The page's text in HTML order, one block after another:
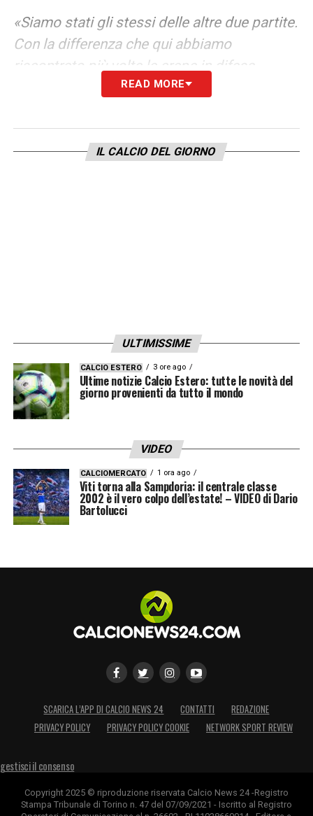
«Siamo stati gli stessi delle altre due partite.
Con la differenza che qui abbiamo
riscontrato più volte le crepe in difesa
dell’avversario.Siamo ancora vivi e ora arriva
Sarà una partita complicata. C’è un Modric
che continua a lottare e hanno un buon
READ MORE
IL CALCIO DEL GIORNO
ULTIMISSIME
CALCIO ESTERO 3 ore ago
Ultime notizie Calcio Estero: tutte le novità del
giorno provenienti da tutto il mondo
VIDEO
CALCIOMERCATO 1 ora ago
Viti torna alla Sampdoria: il centrale classe
2002 è il vero colpo dell’estate! – VIDEO di Dario
Bartolucci
SCARICA L’APP DI CALCIO NEWS 24 CONTATTI
REDAZIONE
PRIVACY POLICY
PRIVACY POLICY COOKIE NETWORK SPORT REVIEW
gestisci il consenso
Copyright 2025 © riproduzione riservata Calcio News 24 -Registro
Stampa Tribunale di Torino n. 47 del 07/09/2021 - Iscritto al Registro